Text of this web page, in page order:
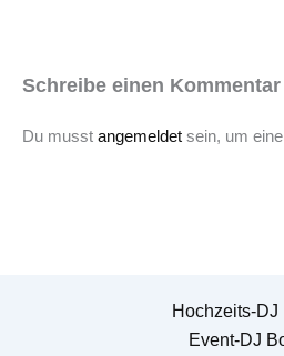
Schreibe einen Kommentar
Du musst angemeldet sein, um
Hochzeits-DJ
Event-DJ